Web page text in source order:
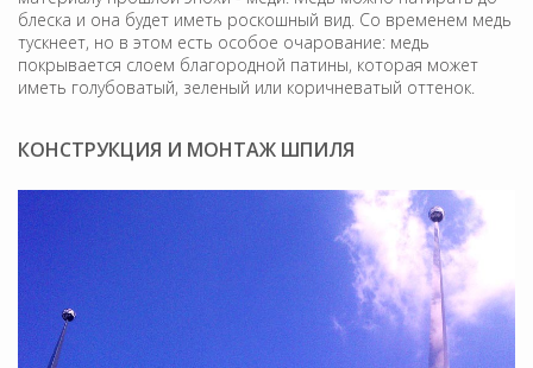
блеска и она будет иметь роскошный вид. Со временем медь
тускнеет, но в этом есть особое очарование: медь
покрывается слоем благородной патины, которая может
иметь голубоватый, зеленый или коричневатый оттенок.
КОНСТРУКЦИЯ И МОНТАЖ ШПИЛЯ